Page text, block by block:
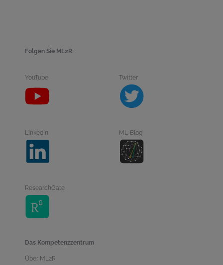
Folgen Sie ML2R:
YouTube Twitter
LinkedIn ML-Blog
ResearchGate
Das Kompetenzzentrum
Über ML2R